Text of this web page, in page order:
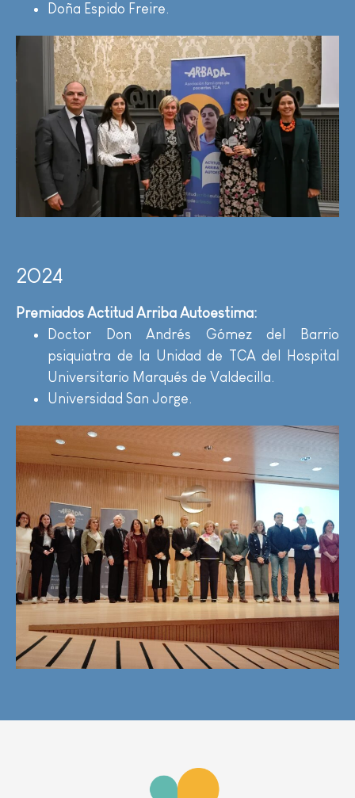
Doña Espido Freire.
2024
Premiados Actitud Arriba Autoestima:
Doctor Don Andrés Gómez del Barrio
psiquiatra de la Unidad de TCA del Hospital
Universitario Marqués de Valdecilla.
Universidad San Jorge.